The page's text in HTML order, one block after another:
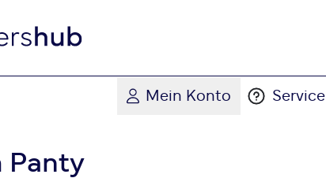
Mein Konto Service
Panty